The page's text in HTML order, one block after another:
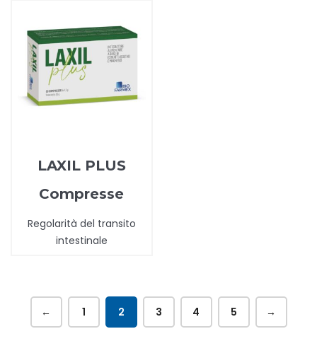
LAXIL PLUS
Compresse
Regolarità del transito
intestinale
← 1 2 3 4 5 →